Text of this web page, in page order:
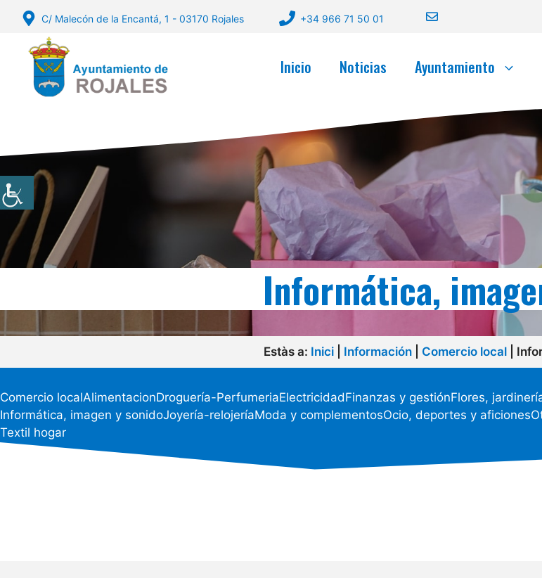
Saltar
contenido
C/ Malecón de la Encantá, 1 - 03170 Rojales +34 966 71 50 01
Inicio Noticias Ayuntamiento
Informática,
Estàs a: Inici Información Comercio local
Comercio localAlimentacionDroguería-PerfumeriaElectricidadFinanzas y gestiónFlores,
Informática, imagen y sonidoJoyería-relojeríaModa y complementosOcio, deportes y aficiones
Textil hogar